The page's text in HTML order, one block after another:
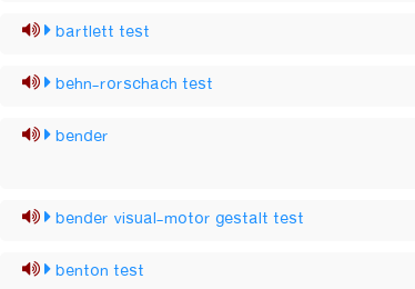
bartlett test
behn-rorschach test
bender
bender visual-motor gestalt test
benton test